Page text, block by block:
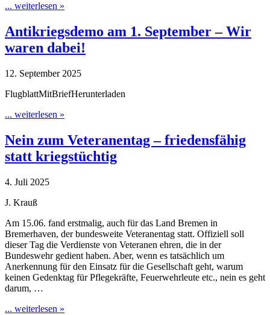
... weiterlesen »
Antikriegsdemo am 1. September – Wir
waren dabei!
12. September 2025
FlugblattMitBriefHerunterladen
... weiterlesen »
Nein zum Veteranentag – friedensfähig
statt kriegstüchtig
4. Juli 2025
J. Krauß
Am 15.06. fand erstmalig, auch für das Land Bremen in
Bremerhaven, der bundesweite Veteranentag statt. Offiziell soll
dieser Tag die Verdienste von Veteranen ehren, die in der
Bundeswehr gedient haben. Aber, wenn es tatsächlich um
Anerkennung für den Einsatz für die Gesellschaft geht, warum
keinen Gedenktag für Pflegekräfte, Feuerwehrleute etc., nein es geht
darum, …
... weiterlesen »